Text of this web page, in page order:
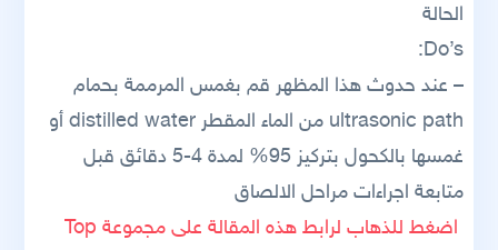
الحالة
Do’s:
– عند حدوث هذا المظهر قم بغمس المرممة بحمام
ultrasonic path من الماء المقطر distilled water أو
غمسها بالكحول بتركيز 95% لمدة 4-5 دقائق قبل
متابعة اجراءات مراحل الالصاق
اضغط للذهاب لرابط هذه المقالة على مجموعة Top